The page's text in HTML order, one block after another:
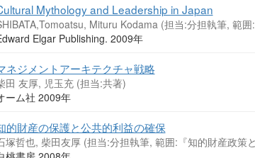
Mythology and Leadership in Japan
Mituru Kodama (担当:分担執筆, 範
Elgar Publishing. 2009年
ネジメントアーキテクチャ戦略
田 友厚, 児玉充 (担当:共著)
ーム社 2009年
的財産の保護と公共的利益の確保
塚哲也, 柴田友厚 (担当:分担執筆, 範囲:『知的財産政策